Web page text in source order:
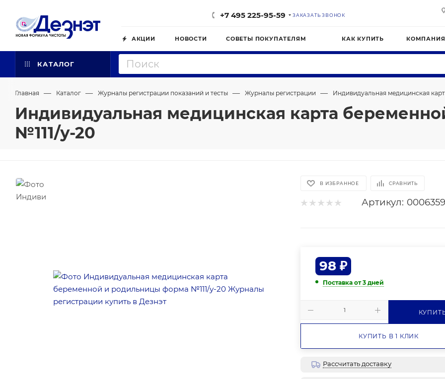
+7 495 225-95-59 ЗАКАЗАТЬ ЗВОНОК
АКЦИИ НОВОСТИ СОВЕТЫ ПОКУПАТЕЛЯМ КАК КУПИТЬ КОМПАНИЯ
КАТАЛОГ
Главная — Каталог — Журналы регистрации показаний и тесты — Журналы регистрации — Индивидуальная медицинская
Индивидуальная медицинская карта
№111/у-20
В ИЗБРАННОЕ СРАВНИТЬ
Артикул:
98 ₽
Поставка от 3 дней
КУПИТЬ В 1 КЛИК
Рассчитать доставку